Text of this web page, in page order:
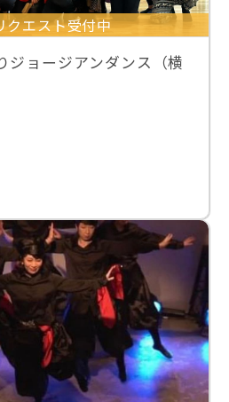
クエスト受付中
ジョージアンダンス（横